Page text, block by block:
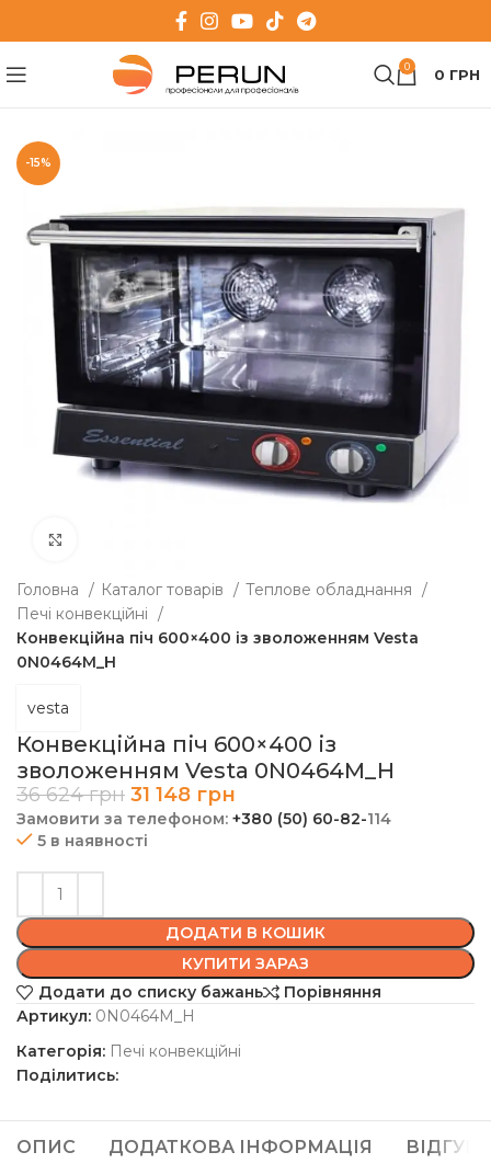
0 0 ГРН
-15%
Головна Каталог товарів
Теплове обладнання
Печі конвекційні
Конвекційна піч 600×400 із зволоженням Vesta
0N0464M_H
Конвекційна піч 600×400 із
зволоженням Vesta 0N0464M_H
vesta
36 624грн 31 148 грн
Замовити за телефоном: +380 (50) 60-82-114
5 в наявності
ДОДАТИ В КОШИК
КУПИТИ ЗАРАЗ
Додати до списку бажань
Порівняння
Артикул: 0N0464M_H
Категорія: Печі конвекційні
Поділитись:
ОПИС ДОДАТКОВА ІНФОРМАЦІЯ